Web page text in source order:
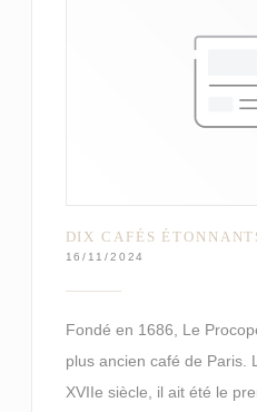
DIX CAFÉS
16/11/2024
Fondé en 1686, Le
plus ancien café de Paris.
XVIIe siècle, il ait été le